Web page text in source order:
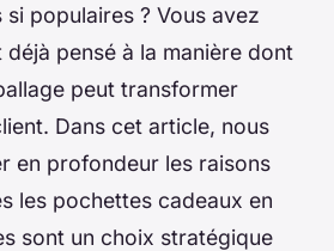
populaires ? Vous avez
pensé à la manière dont
peut transformer
Dans cet article, nous
en profondeur les raisons
les pochettes cadeaux en
sont un choix stratégique